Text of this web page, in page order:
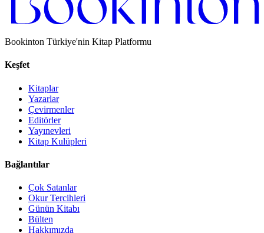
Bookinton Türkiye'nin Kitap Platformu
Keşfet
Kitaplar
Yazarlar
Çevirmenler
Editörler
Yayınevleri
Kitap Kulüpleri
Bağlantılar
Çok Satanlar
Okur Tercihleri
Günün Kitabı
Bülten
Hakkımızda